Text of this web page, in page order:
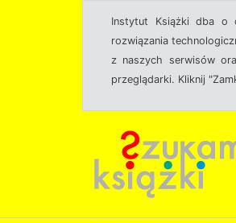
Instytut Książki dba o
rozwiązania
z naszych serwisów
przeglądarki. Kliknij